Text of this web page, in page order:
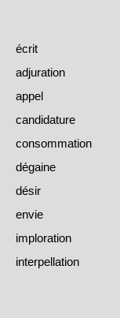
écrit
adjuration
appel
candidature
consommation
dégaine
désir
envie
imploration
interpellation